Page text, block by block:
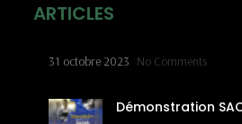
ARTICLES
31 octobre 2023 No Comments
Démonstration